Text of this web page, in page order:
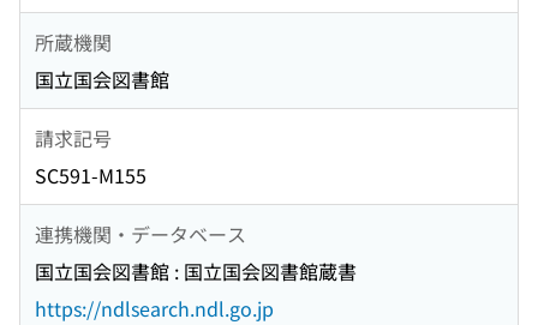
所蔵機関
国立国会図書館
請求記号
SC591-M155
連携機関・データベース
国立国会図書館 : 国立国会図書館蔵書
https://ndlsearch.ndl.go.jp